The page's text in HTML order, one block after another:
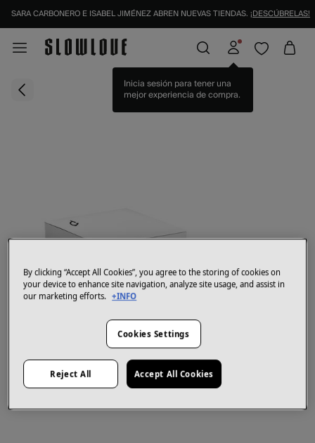
SARA CARBONERO E ISABEL JIMÉNEZ ABREN NUEVAS TIENDAS. ¡DESCÚBRELAS!
Inicia sesión para tener una
mejor experiencia de compra.
By clicking “Accept All Cookies”, you agree to the storing of cookies on
your device to enhance site navigation, analyze site usage, and assist in
our marketing efforts. +INFO
Cookies Settings
Reject All Accept All Cookies